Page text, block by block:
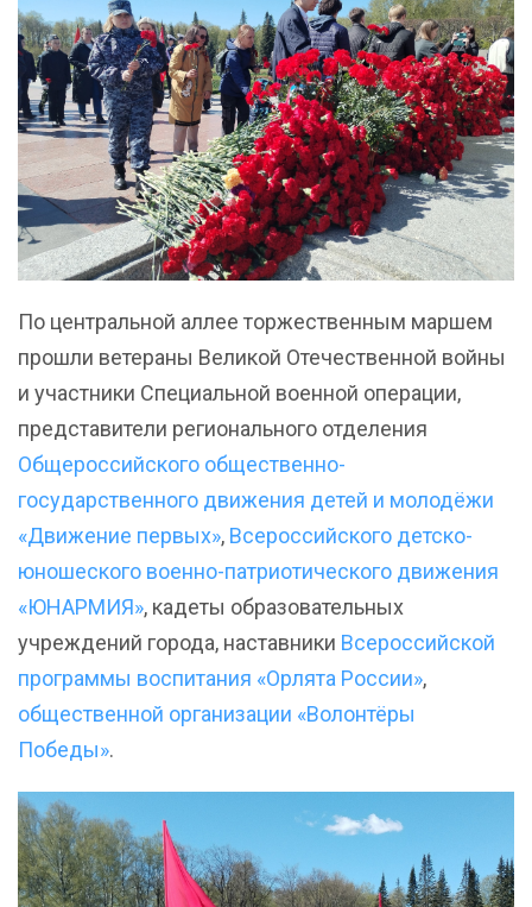
По центральной аллее торжественным маршем
прошли ветераны Великой Отечественной войны
и участники Специальной военной операции,
представители регионального отделения
Общероссийского общественно-
государственного движения детей и молодёжи
«Движение первых», Всероссийского детско-
юношеского военно-патриотического движения
«ЮНАРМИЯ», кадеты образовательных
учреждений города, наставники Всероссийской
программы воспитания «Орлята России»,
общественной организации «Волонтёры
Победы».